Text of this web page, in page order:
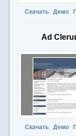
Скачать Демо
Ad
Скачать Демо